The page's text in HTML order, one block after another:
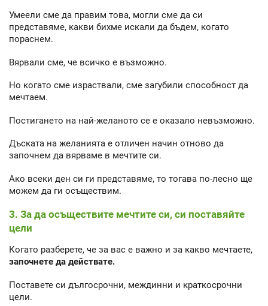
Умеели сме да правим това, могли сме да си
представяме, какви бихме искали да бъдем, когато
пораснем.
Вярвали сме, че всичко е възможно.
Но когато сме израствали, сме загубили способност да
мечтаем.
Постигането на най-желаното се е оказало невъзможно.
Дъската на желанията е отличен начин отново да
започнем да вярваме в мечтите си.
Ако всеки ден си ги представяме, то тогава по-лесно ще
можем да ги осъществим.
3. За да осъществите мечтите си, си поставяйте
цели
Когато разберете, че за вас е важно и за какво мечтаете,
започнете да действате.
Поставете си дългосрочни, междинни и краткосрочни
цели.